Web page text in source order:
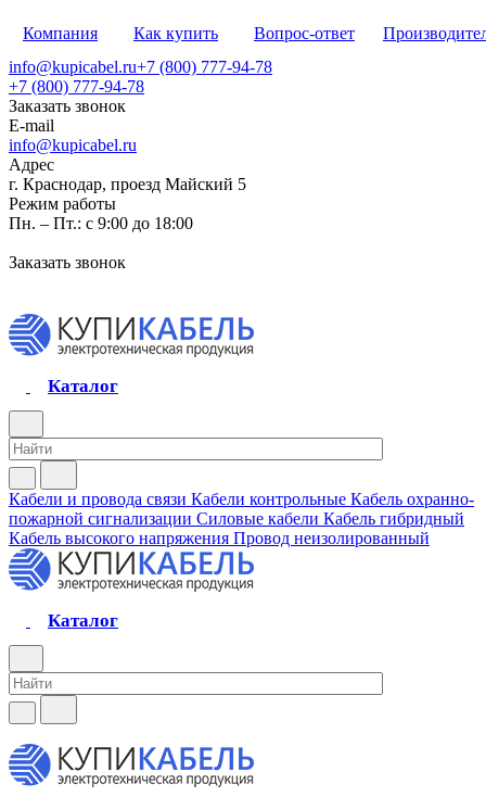
Компания Как купить Вопрос-ответ
info@kupicabel.ru+7 (800) 777-94-78
+7 (800) 777-94-78
Заказать звонок
E-mail
info@kupicabel.ru
Адрес
г. Краснодар, проезд Майский 5
Режим работы
Пн. – Пт.: с 9:00 до 18:00
Заказать звонок
Каталог
Кабели и провода связи Кабели контрольные Кабель охранно-
пожарной сигнализации Силовые кабели Кабель гибридный
Кабель высокого напряжения Провод неизолированный
Каталог